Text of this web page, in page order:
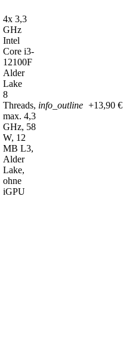
4x 3,3
GHz
Intel
Core i3-
12100F
Alder
Lake
8
Threads,
max. 4,3
GHz, 58
W, 12
MB L3,
Alder
Lake,
ohne
iGPU
info_outline +13,90 €